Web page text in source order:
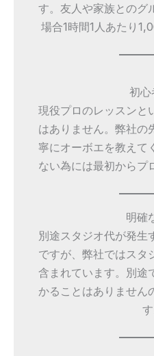
す。友人や家族とのグ
場合1時間1人あたり
初心
現役プロのレッスンと
はありません。弊社の
寧にオーボエを教えて
ない為には最初からプ
明確
別途スタジオ代が発生
ですが、弊社ではスタ
含まれています。別途
かることはありません
す